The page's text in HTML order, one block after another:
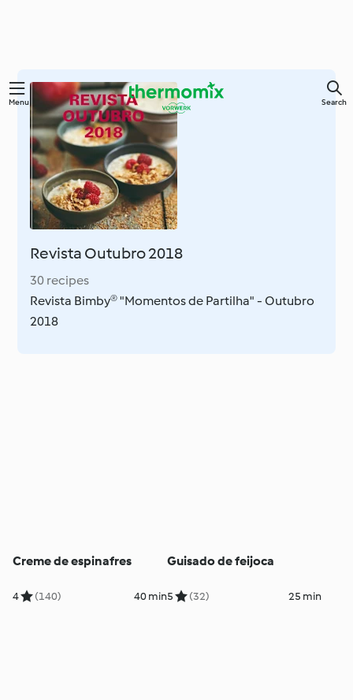
Skip
content
Menu Search
Revista Outubro 2018
30 recipes
Revista Bimby® "Momentos de Partilha" - Outubro
2018
Creme de espinafres
4 (140) 40 min
Guisado de feijoca
5 (32) 25 min